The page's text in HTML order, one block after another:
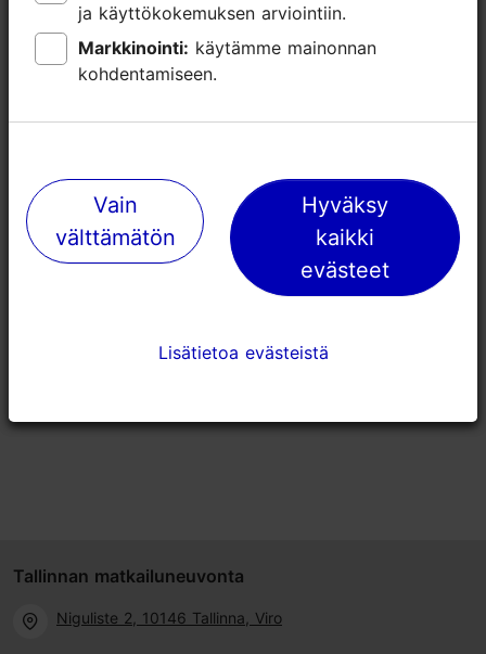
Telliskiven luova keskus
Edward
kanssa eli
Tallinnan matkailuneuvonta
Niguliste 2, 10146 Tallinna, Viro
ja käyttökokemuksen arviointiin.
Markkinointi:
kohdentamiseen.
Vain
välttämätön
Hyväksy
kaikki
evästeet
Lisätietoa evästeistä
ja käyttökokemuksen arviointiin.
Markkinointi:
kohdentamiseen.
Vain
välttämätön
Hyväksy
kaikki
evästeet
Lisätietoa evästeistä